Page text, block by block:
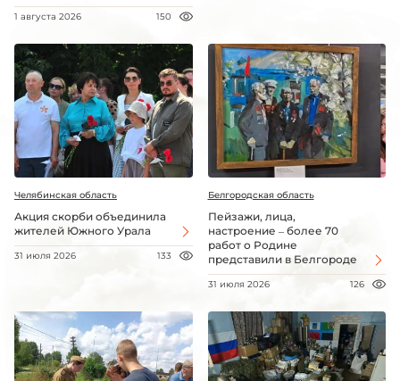
1 августа 2026 150
Челябинская область
Акция скорби объединила
жителей Южного Урала
31 июля 2026 133
Белгородская область
Пейзажи, лица,
настроение – более 70
работ о Родине
представили в Белгороде
31 июля 2026 126